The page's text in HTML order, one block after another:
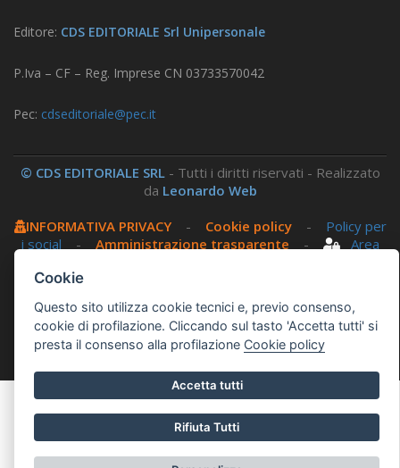
Editore: CDS EDITORIALE Srl Unipersonale
P.Iva – CF – Reg. Imprese CN 03733570042
Pec: cdseditoriale@pec.it
© CDS EDITORIALE SRL - Tutti i diritti riservati - Realizzato
da Leonardo Web
INFORMATIVA PRIVACY- Cookie policy- Policy per
i social - Amministrazione trasparente -
Area
Questo sito utilizza, nella versione per UTENTI CON
DISLESSIA,Biancoenero ®, una font italiana ad Alta
Leggibilità.
Cookie
Questo sito utilizza cookie tecnici e, previo consenso,
cookie di profilazione. Cliccando sul tasto 'Accetta tutti' si
presta il consenso alla profilazione Cookie policy
Accetta tutti
Rifiuta Tutti